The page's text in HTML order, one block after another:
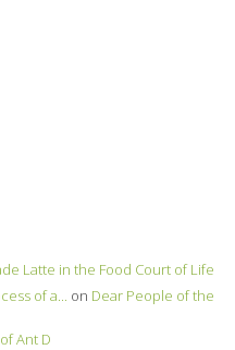
Latte in the Food Court of Life
of a... on Dear People of the
Ant D